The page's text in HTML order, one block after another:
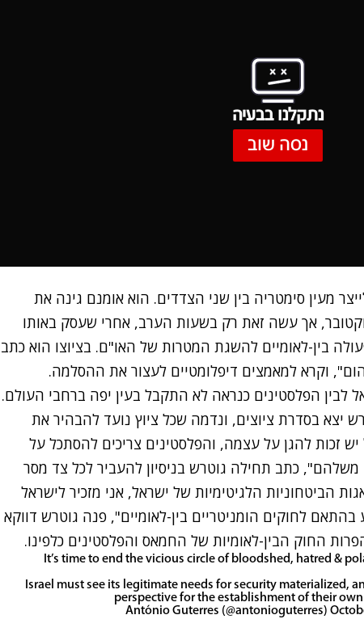
נתקלנו בבעיה
נסה שוב
מעין סימטריה בין שני הצדדים. הוא אומנם גינה את
של חמאס כבר ב-7 באוקטובר, אך עשה זאת רק בשעות הערב, אחרי שעסק באותו
בין-לאומיים להשגת המטרות של האו"ם. בציוצו הוא כתב
וקרא למאמצים דיפלומטיים לעצור את ההסלמה.
לבין הפלסטינים כנראה לא התקבל בעין יפה ברחבי העולם.
יצא בסדרת ציוצים, ונדמה שכל ציוץ נועד להבהיר את
זכות להגן על עצמה, והפלסטינים צריכים להסתכל על
כתב תחילה גוטרש בניסיון להעביר לכל צד מסר
הביטחוניות הלגיטימיות של ישראל, אני מזכיר לישראל
לחוקים הומניטריים בין-לאומיים", פנה גוטרש דווקא
החוק הבין-לאומיות של החמאס והפלסטינים כלפינו.
It’s time to end the vicious circle of bloodshed, hatred &
Israel must see its legitimate needs for security materialized,
perspective for the establishment of their